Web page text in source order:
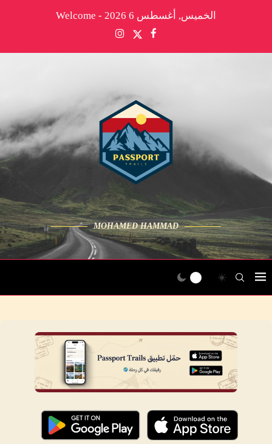
الخميس, أغسطس 6 2026 - Welcome
MOHAMED HAMMAD